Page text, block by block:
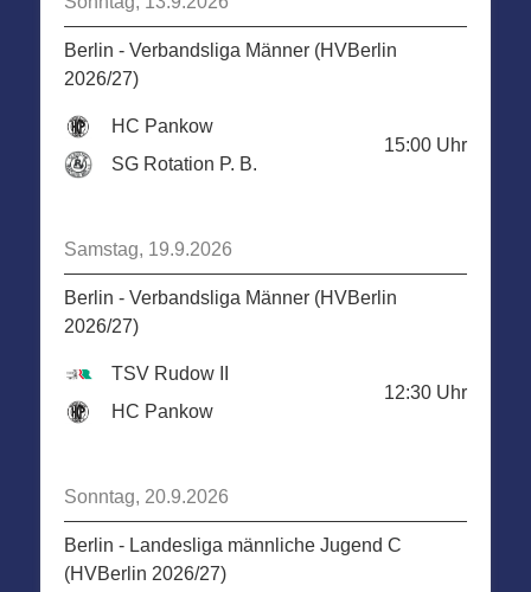
Berlin - Verbandsliga Männer (HVBerlin
2026/27)
HC Pankow
SG Rotation P. B.
15:00 Uhr
Samstag, 19.9.2026
Berlin - Verbandsliga Männer (HVBerlin
2026/27)
TSV Rudow II
HC Pankow
12:30 Uhr
Sonntag, 20.9.2026
Berlin - Landesliga männliche Jugend C
(HVBerlin 2026/27)